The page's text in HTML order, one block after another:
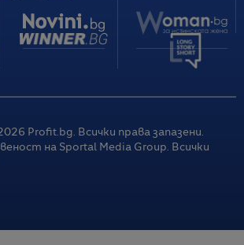
Profit.bg. Всички права запазени.
на Sportal Media Group. Всички